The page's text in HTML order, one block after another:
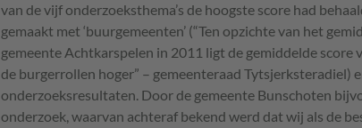
van de vijf onderzoeksthema’s de hoogste score had
gemaakt met ‘buurgemeenten’ (“Ten opzichte van het
gemeente Achtkarspelen in 2011 ligt de gemiddelde
de burgerrollen hoger” – gemeenteraad Tytsjerksteradiel)
onderzoeksresultaten. Door de gemeente Bunschoten
onderzoek, waarvan achteraf bekend werd dat wij als de